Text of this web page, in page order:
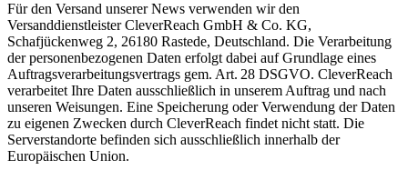
Für den Versand unserer News verwenden wir den
Versanddienstleister CleverReach GmbH & Co. KG,
Schafjückenweg 2, 26180 Rastede, Deutschland. Die Verarbeitung
der personenbezogenen Daten erfolgt dabei auf Grundlage eines
Auftragsverarbeitungsvertrags gem. Art. 28 DSGVO. CleverReach
verarbeitet Ihre Daten ausschließlich in unserem Auftrag und nach
unseren Weisungen. Eine Speicherung oder Verwendung der Daten
zu eigenen Zwecken durch CleverReach findet nicht statt. Die
Serverstandorte befinden sich ausschließlich innerhalb der
Europäischen Union.